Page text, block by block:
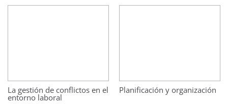
La gestión de conflictos en el
entorno laboral
Planificación y organización